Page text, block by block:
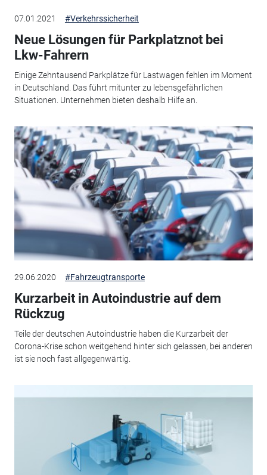
07.01.2021 #Verkehrssicherheit
Neue Lösungen für Parkplatznot bei
Lkw-Fahrern
Einige Zehntausend Parkplätze für Lastwagen fehlen im Moment
in Deutschland. Das führt mitunter zu lebensgefährlichen
Situationen. Unternehmen bieten deshalb Hilfe an.
29.06.2020 #Fahrzeugtransporte
Kurzarbeit in Autoindustrie auf dem
Rückzug
Teile der deutschen Autoindustrie haben die Kurzarbeit der
Corona-Krise schon weitgehend hinter sich gelassen, bei anderen
ist sie noch fast allgegenwärtig.